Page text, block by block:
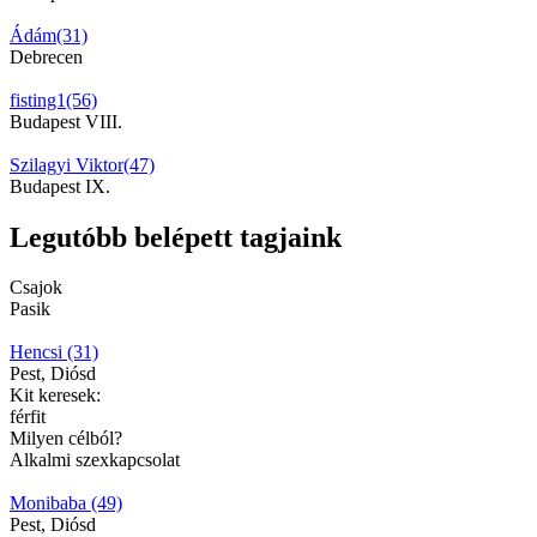
Ádám(31)
Debrecen
fisting1(56)
Budapest VIII.
Szilagyi Viktor(47)
Budapest IX.
Legutóbb belépett tagjaink
Csajok
Pasik
Hencsi (31)
Pest, Diósd
Kit keresek:
férfit
Milyen célból?
Alkalmi szexkapcsolat
Monibaba (49)
Pest, Diósd